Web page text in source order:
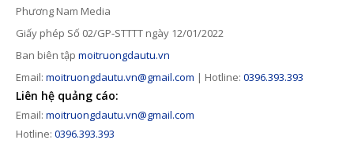
Phương Nam Media
Giấy phép Số 02/GP-STTTT ngày 12/01/2022
Ban biên tập moitruongdautu.vn
Email: moitruongdautu.vn@gmail.com | Hotline: 0396.393.393
Liên hệ quảng cáo:
Email: moitruongdautu.vn@gmail.com
Hotline: 0396.393.393